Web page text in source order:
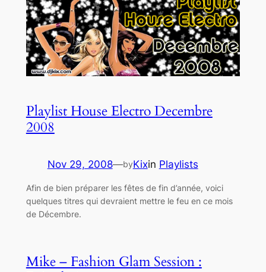
Playlist House Electro Decembre
2008
Nov 29, 2008—byKixin Playlists
Afin de bien préparer les fêtes de fin d’année, voici
quelques titres qui devraient mettre le feu en ce mois
de Décembre.
Mike – Fashion Glam Session :